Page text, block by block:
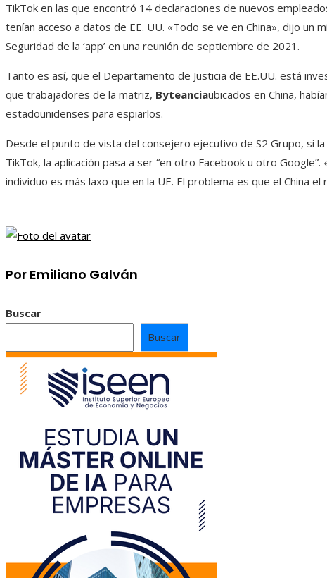
TikTok en las que encontró 14 declaraciones de nuevos
tenían acceso a datos de EE. UU. «Todo se ve en China», dijo un
Seguridad de la ‘app’ en una reunión de septiembre de 2021.
Tanto es así, que el Departamento de Justicia de EE.UU. está
que trabajadores de la matriz, Byteanciaubicados en China,
estadounidenses para espiarlos.
Desde el punto de vista del consejero ejecutivo de S2 Grupo, si
TikTok, la aplicación pasa a ser “en otro Facebook u otro
individuo es más laxo que en la UE. El problema es que el China
Por Emiliano Galván
Buscar
Buscar